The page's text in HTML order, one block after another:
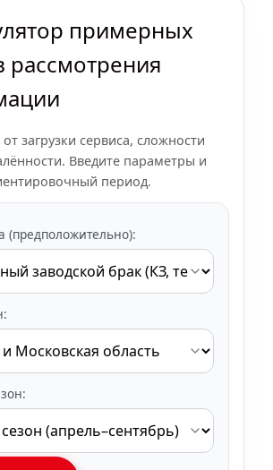
примерных
рассмотрения
загрузки сервиса, сложности
Введите параметры и
период.
(предположительно):